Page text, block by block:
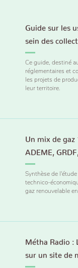
Guide sur les
sein des
Ce guide, destiné
réglementaires et
les projets de
leur territoire.
Un mix de gaz
ADEME,
Synthèse de
technico-
gaz renouvelable
Métha Radio :
sur un site de